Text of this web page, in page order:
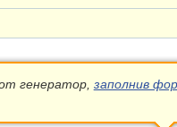
генератор, заполнив